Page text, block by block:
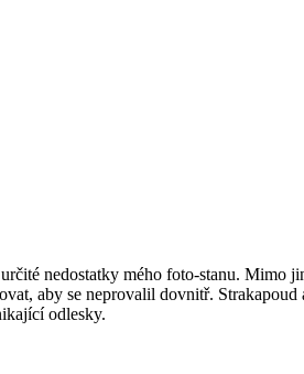
nedostatky mého foto-stanu. Mimo
aby se neprovalil dovnitř.
odlesky.